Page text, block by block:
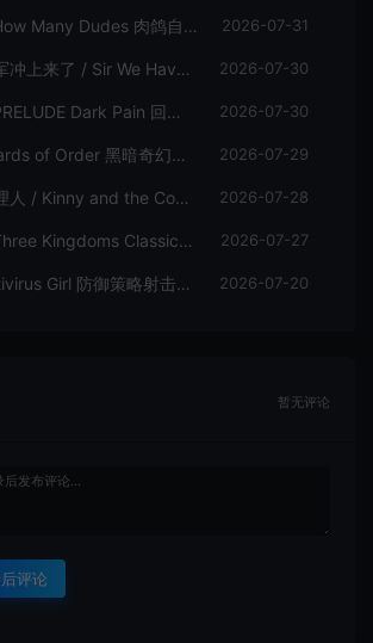
多少兄弟？ / How Many Dudes 肉鸽自走棋游戏 2026-07-31
长官，兽人大军冲上来了 / Sir We Have an Orc Problem 增量塔防游戏 2026-07-30
黄昏远征军 / PRELUDE Dark Pain 回合制策略战棋游戏 2026-07-30
秩序碎片 / Shards of Order 黑暗奇幻卡牌CRPG策略游戏 2026-07-29
旧日铁锅炖主理人 / Kinny and the Cosmic Cauldron 休闲卡片肉鸽策略游戏 2026-07-28
三国志经典 / Three Kingdoms Classic 回合制大战略游戏 2026-07-27
杀毒少女 / Antivirus Girl 防御策略射击游戏 2026-07-20
暂无评论
评论